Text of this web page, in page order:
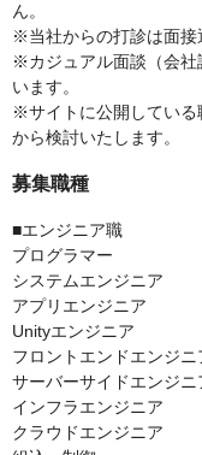
ん。
※当社からの打診は面接
※カジュアル面談（会社
います。
※サイトに公開している
から検討いたします。
募集職種
■エンジニア職
プログラマー
システムエンジニア
アプリエンジニア
Unityエンジニア
フロントエンドエンジニ
サーバーサイドエンジニ
インフラエンジニア
クラウドエンジニア